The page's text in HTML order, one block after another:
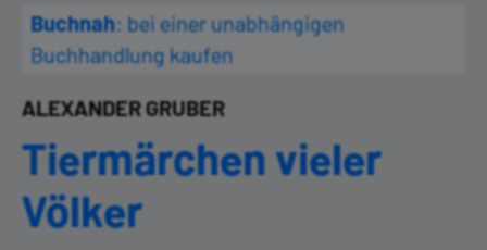
Buchnah: bei einer unabhängigen
Buchhandlung kaufen
Tiermärchen vieler
Völker
ALEXANDER GRUBER